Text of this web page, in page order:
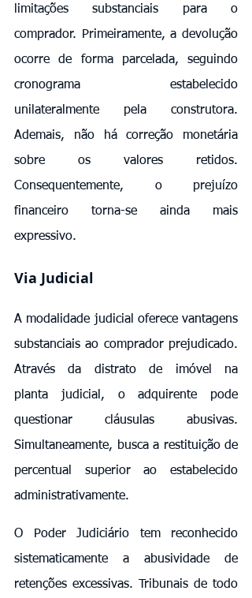
limitações substanciais para o
comprador. Primeiramente, a devolução
ocorre de forma parcelada, seguindo
cronograma estabelecido
unilateralmente pela construtora.
Ademais, não há correção monetária
sobre os valores retidos.
Consequentemente, o prejuízo
financeiro torna-se ainda mais
expressivo.
Via Judicial
A modalidade judicial oferece vantagens
substanciais ao comprador prejudicado.
Através da distrato de imóvel na
planta judicial, o adquirente pode
questionar cláusulas abusivas.
Simultaneamente, busca a restituição de
percentual superior ao estabelecido
administrativamente.
O Poder Judiciário tem reconhecido
sistematicamente a abusividade de
retenções excessivas. Tribunais de todo